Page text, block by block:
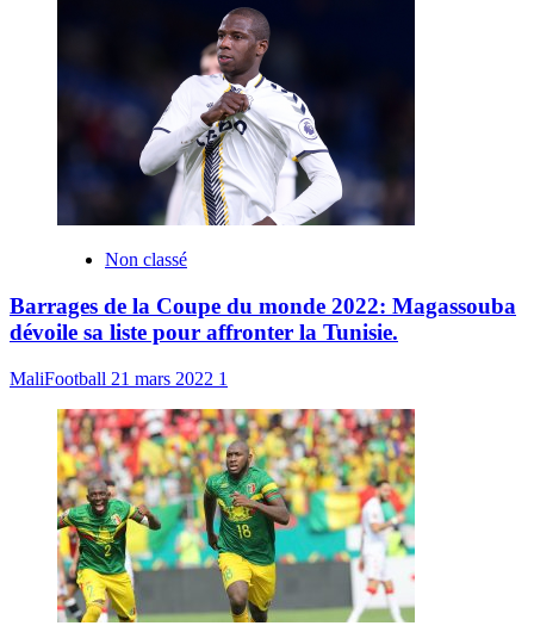
Non classé
Barrages de la Coupe du monde 2022: Magassouba
dévoile sa liste pour affronter la Tunisie.
MaliFootball 21 mars 2022 1